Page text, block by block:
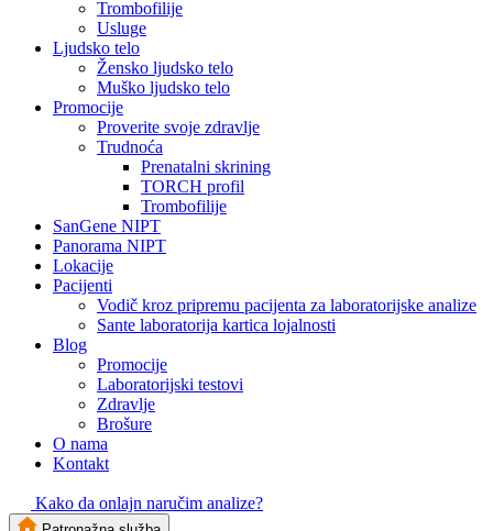
Trombofilije
Usluge
Ljudsko telo
Žensko ljudsko telo
Muško ljudsko telo
Promocije
Proverite svoje zdravlje
Trudnoća
Prenatalni skrining
TORCH profil
Trombofilije
SanGene NIPT
Panorama NIPT
Lokacije
Pacijenti
Vodič kroz pripremu pacijenta za laboratorijske analize
Sante laboratorija kartica lojalnosti
Blog
Promocije
Laboratorijski testovi
Zdravlje
Brošure
O nama
Kontakt
Kako da onlajn naručim analize?